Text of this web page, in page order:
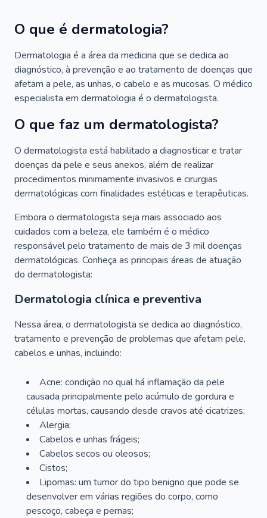
O que é dermatologia?
Dermatologia é a área da medicina que se dedica ao
diagnóstico, à prevenção e ao tratamento de doenças que
afetam a pele, as unhas, o cabelo e as mucosas. O médico
especialista em dermatologia é o dermatologista.
O que faz um dermatologista?
O dermatologista está habilitado a diagnosticar e tratar
doenças da pele e seus anexos, além de realizar
procedimentos minimamente invasivos e cirurgias
dermatológicas com finalidades estéticas e terapêuticas.
Embora o dermatologista seja mais associado aos
cuidados com a beleza, ele também é o médico
responsável pelo tratamento de mais de 3 mil doenças
dermatológicas. Conheça as principais áreas de atuação
do dermatologista:
Dermatologia clínica e preventiva
Nessa área, o dermatologista se dedica ao diagnóstico,
tratamento e prevenção de problemas que afetam pele,
cabelos e unhas, incluindo:
Acne: condição no qual há inflamação da pele
causada principalmente pelo acúmulo de gordura e
células mortas, causando desde cravos até cicatrizes;
Alergia;
Cabelos e unhas frágeis;
Cabelos secos ou oleosos;
Cistos;
Lipomas: um tumor do tipo benigno que pode se
desenvolver em várias regiões do corpo, como
pescoço, cabeça e pernas;